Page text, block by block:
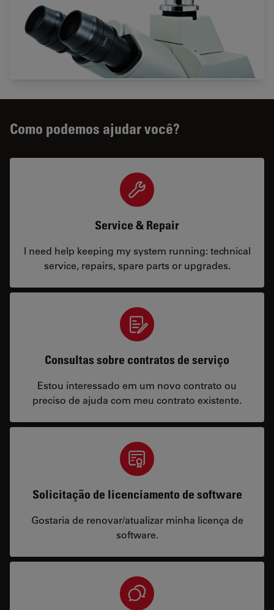
Como podemos ajudar você?
Service & Repair
I need help keeping my system running: technical
service, repairs, spare parts or upgrades.
Consultas sobre contratos de serviço
Estou interessado em um novo contrato ou
preciso de ajuda com meu contrato existente.
Solicitação de licenciamento de software
Gostaria de renovar/atualizar minha licença de
software.